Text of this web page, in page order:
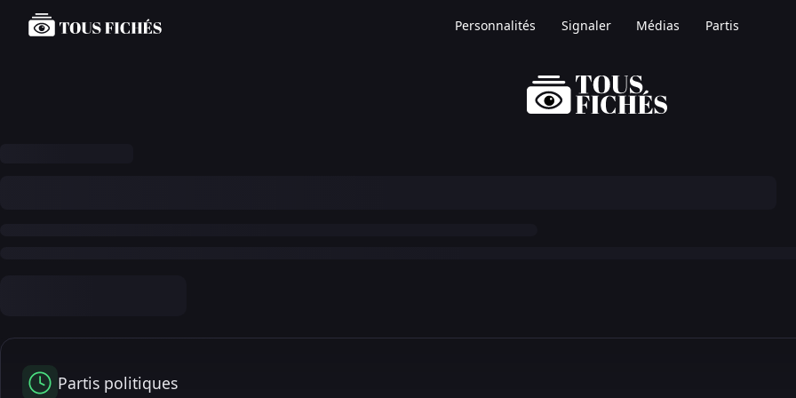
Personnalités Signaler Médias Partis
Partis politiques